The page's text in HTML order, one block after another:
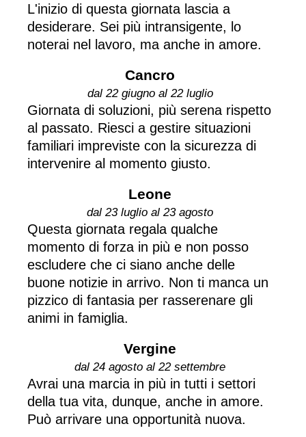
L'inizio di questa giornata lascia a
desiderare. Sei più intransigente, lo
noterai nel lavoro, ma anche in amore.
Cancro
dal 22 giugno al 22 luglio
Giornata di soluzioni, più serena rispetto
al passato. Riesci a gestire situazioni
familiari impreviste con la sicurezza di
intervenire al momento giusto.
Leone
dal 23 luglio al 23 agosto
Questa giornata regala qualche
momento di forza in più e non posso
escludere che ci siano anche delle
buone notizie in arrivo. Non ti manca un
pizzico di fantasia per rasserenare gli
animi in famiglia.
Vergine
dal 24 agosto al 22 settembre
Avrai una marcia in più in tutti i settori
della tua vita, dunque, anche in amore.
Può arrivare una opportunità nuova.